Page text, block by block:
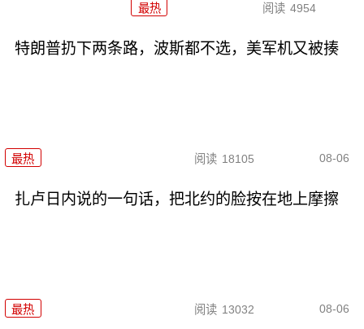
最热 阅读 4954
特朗普扔下两条路，波斯都不选，美军机又被揍
最热 阅读 18105 08-06
扎卢日内说的一句话，把北约的脸按在地上摩擦
最热 阅读 13032 08-06